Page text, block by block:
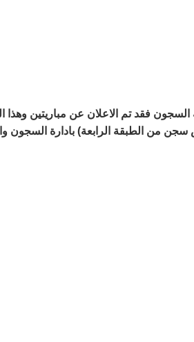
الخاصة بمندوبية السجون فقد تم الاعلان عن مباريتين
من الطبقة الرابعة) بادارة السجون